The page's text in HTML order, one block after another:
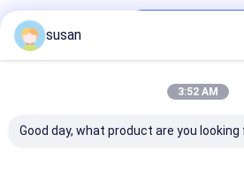
maszyna do robienia perfum
susan
3:52 AM
Good day, what product are you looking